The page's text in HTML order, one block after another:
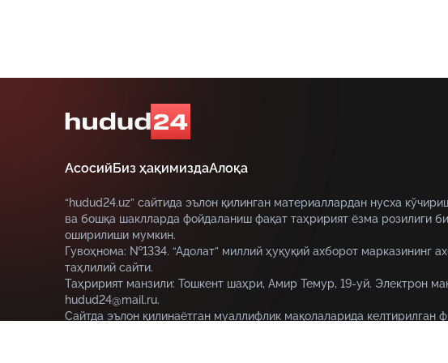
АсосийБиз ҳақимиздаАлоқа
“hudud24.uz” сайтида эълон қилинган материаллардан нусха
ва бошқа шаклларда фойдаланиш фақат таҳририят ёзма розилиги
оширилиши мумкин.
Гувоҳнома: №1334. “Адолат” миллий ҳуқуқий ахборот марказининг
таҳлилий сайти.
Таҳририят манзили: Тошкент шаҳри, Амир Темур, 19-уй. Электрон
hudud24@mail.ru.
Сайтда эълон қилинаётган муаллифлик мақолаларида келтирилган